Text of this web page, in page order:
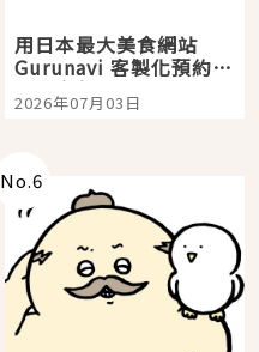
用日本最大美食網站
Gurunavi 客製化預約九
大都市餐廳，打造專屬
美食體驗！
2026年07月03日
No.6